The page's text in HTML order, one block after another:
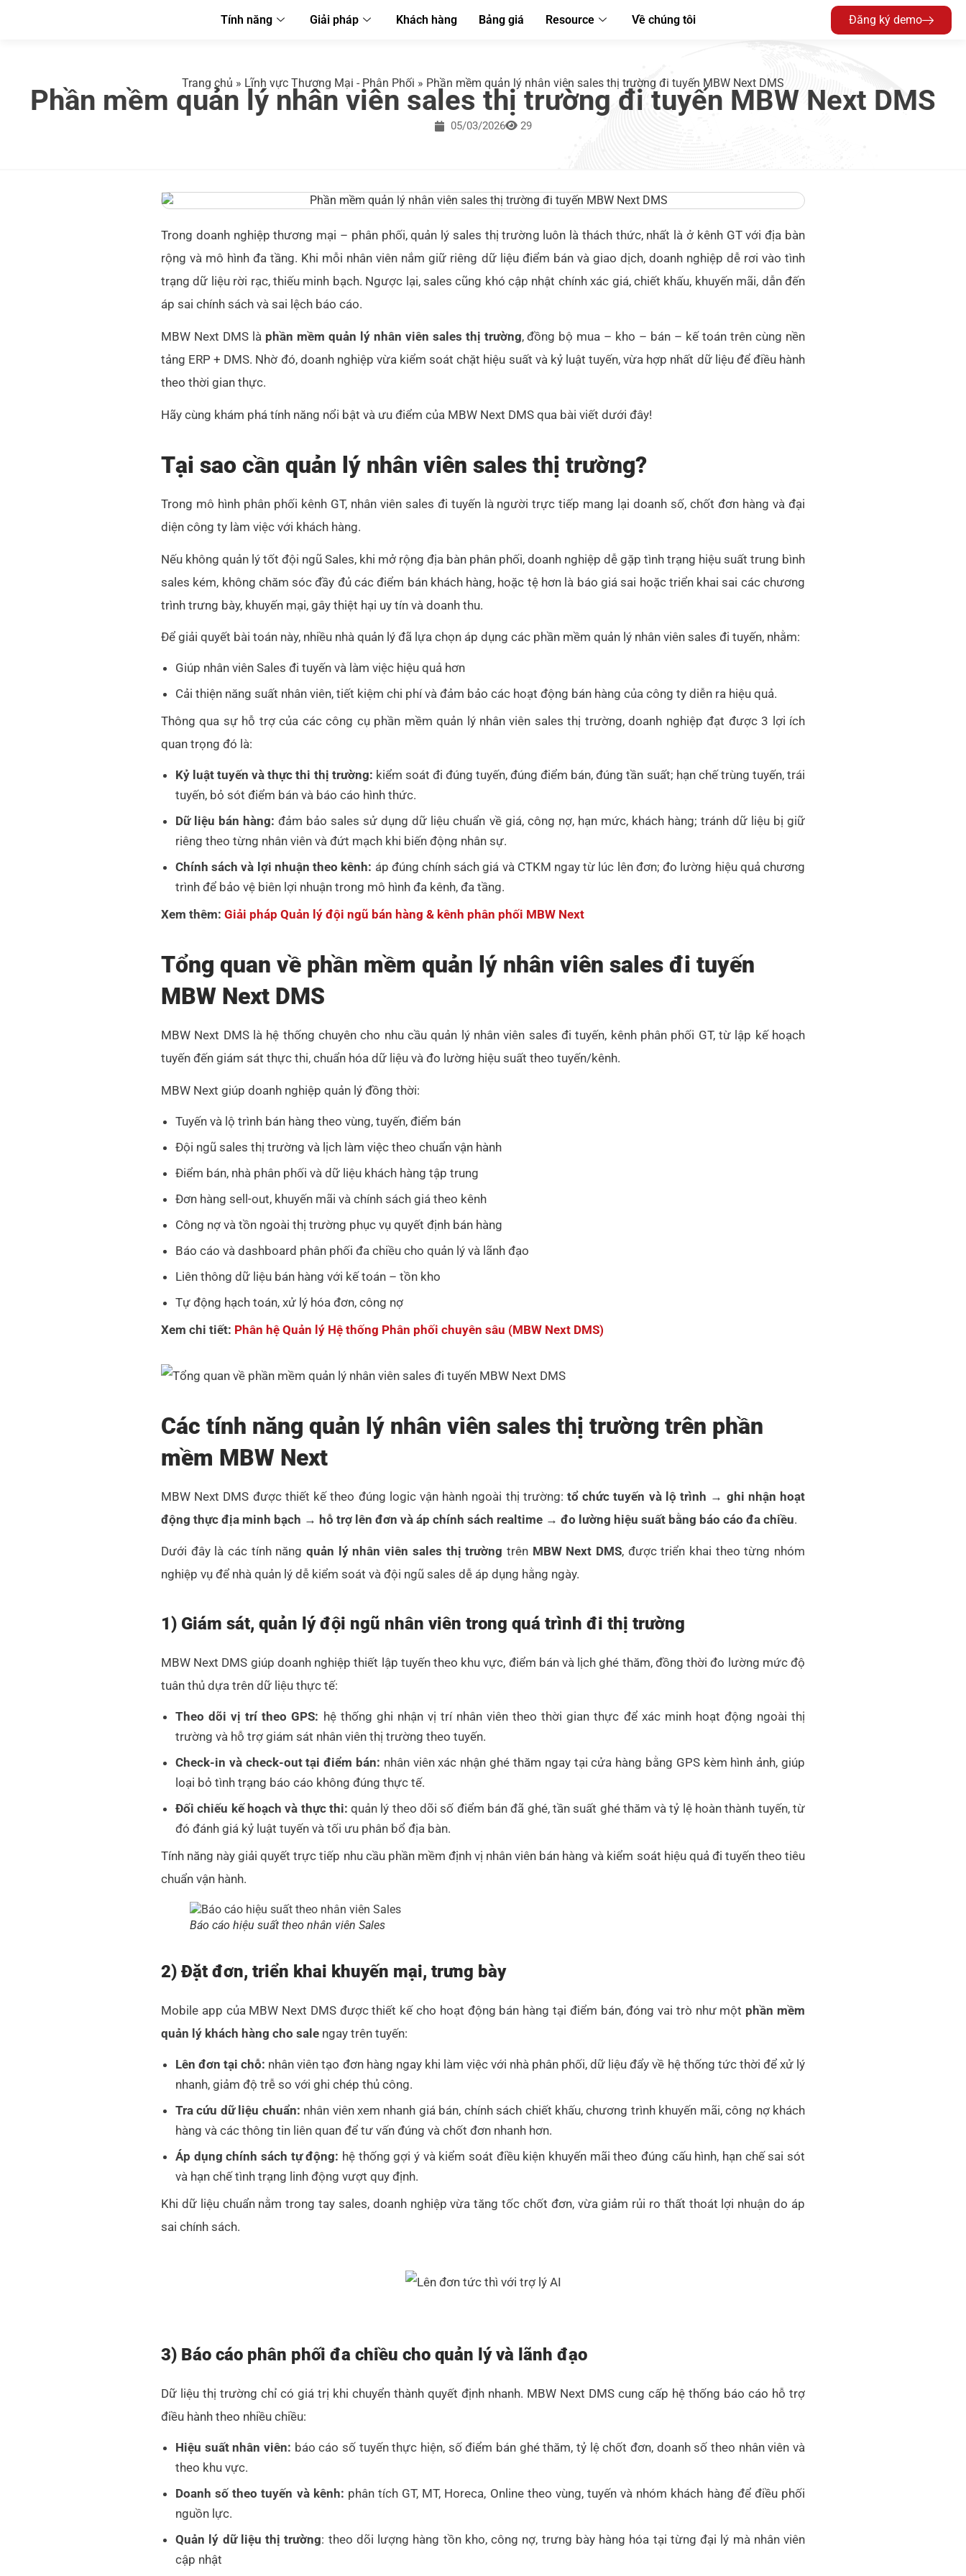
Tính năng Giải pháp Khách hàng Bảng giá Resource Về chúng tôi Đăng ký demo
Trang chủ » Lĩnh vực Thương Mại - Phân Phối » Phần mềm quản lý nhân viên sales thị trường đi tuyến MBW Next DMS
Phần mềm quản lý nhân viên sales thị trường đi tuyến MBW Next DMS
05/03/2026 29
Trong doanh nghiệp thương mại – phân phối, quản lý sales thị trường luôn là thách thức, nhất là ở kênh GT với địa bàn
rộng và mô hình đa tầng. Khi mỗi nhân viên nắm giữ riêng dữ liệu điểm bán và giao dịch, doanh nghiệp dễ rơi vào tình
trạng dữ liệu rời rạc, thiếu minh bạch. Ngược lại, sales cũng khó cập nhật chính xác giá, chiết khấu, khuyến mãi, dẫn đến
áp sai chính sách và sai lệch báo cáo.
MBW Next DMS là phần mềm quản lý nhân viên sales thị trường, đồng bộ mua – kho – bán – kế toán trên cùng nền
tảng ERP + DMS. Nhờ đó, doanh nghiệp vừa kiểm soát chặt hiệu suất và kỷ luật tuyến, vừa hợp nhất dữ liệu để điều hành
theo thời gian thực.
Hãy cùng khám phá tính năng nổi bật và ưu điểm của MBW Next DMS qua bài viết dưới đây!
Tại sao cần quản lý nhân viên sales thị trường?
Trong mô hình phân phối kênh GT, nhân viên sales đi tuyến là người trực tiếp mang lại doanh số, chốt đơn hàng và đại
diện công ty làm việc với khách hàng.
Nếu không quản lý tốt đội ngũ Sales, khi mở rộng địa bàn phân phối, doanh nghiệp dễ gặp tình trạng hiệu suất trung bình
sales kém, không chăm sóc đầy đủ các điểm bán khách hàng, hoặc tệ hơn là báo giá sai hoặc triển khai sai các chương
trình trưng bày, khuyến mại, gây thiệt hại uy tín và doanh thu.
Để giải quyết bài toán này, nhiều nhà quản lý đã lựa chọn áp dụng các phần mềm quản lý nhân viên sales đi tuyến, nhằm:
Giúp nhân viên Sales đi tuyến và làm việc hiệu quả hơn
Cải thiện năng suất nhân viên, tiết kiệm chi phí và đảm bảo các hoạt động bán hàng của công ty diễn ra hiệu quả.
Thông qua sự hỗ trợ của các công cụ phần mềm quản lý nhân viên sales thị trường, doanh nghiệp đạt được 3 lợi ích
quan trọng đó là:
Kỷ luật tuyến và thực thi thị trường: kiểm soát đi đúng tuyến, đúng điểm bán, đúng tần suất; hạn chế trùng tuyến, trái
tuyến, bỏ sót điểm bán và báo cáo hình thức.
Dữ liệu bán hàng: đảm bảo sales sử dụng dữ liệu chuẩn về giá, công nợ, hạn mức, khách hàng; tránh dữ liệu bị giữ
riêng theo từng nhân viên và đứt mạch khi biến động nhân sự.
Chính sách và lợi nhuận theo kênh: áp đúng chính sách giá và CTKM ngay từ lúc lên đơn; đo lường hiệu quả chương
trình để bảo vệ biên lợi nhuận trong mô hình đa kênh, đa tầng.
Xem thêm: Giải pháp Quản lý đội ngũ bán hàng & kênh phân phối MBW Next
Tổng quan về phần mềm quản lý nhân viên sales đi tuyến
MBW Next DMS
MBW Next DMS là hệ thống chuyên cho nhu cầu quản lý nhân viên sales đi tuyến, kênh phân phối GT, từ lập kế hoạch
tuyến đến giám sát thực thi, chuẩn hóa dữ liệu và đo lường hiệu suất theo tuyến/kênh.
MBW Next giúp doanh nghiệp quản lý đồng thời:
Tuyến và lộ trình bán hàng theo vùng, tuyến, điểm bán
Đội ngũ sales thị trường và lịch làm việc theo chuẩn vận hành
Điểm bán, nhà phân phối và dữ liệu khách hàng tập trung
Đơn hàng sell-out, khuyến mãi và chính sách giá theo kênh
Công nợ và tồn ngoài thị trường phục vụ quyết định bán hàng
Báo cáo và dashboard phân phối đa chiều cho quản lý và lãnh đạo
Liên thông dữ liệu bán hàng với kế toán – tồn kho
Tự động hạch toán, xử lý hóa đơn, công nợ
Xem chi tiết: Phân hệ Quản lý Hệ thống Phân phối chuyên sâu (MBW Next DMS)
Các tính năng quản lý nhân viên sales thị trường trên phần
mềm MBW Next
MBW Next DMS được thiết kế theo đúng logic vận hành ngoài thị trường:tổ chức tuyến và lộ trình → ghi nhận hoạt
động thực địa minh bạch → hỗ trợ lên đơn và áp chính sách realtime → đo lường hiệu suất bằng báo cáo đa chiều.
Dưới đây là các tính năng quản lý nhân viên sales thị trường trên MBW Next DMS, được triển khai theo từng nhóm
nghiệp vụ để nhà quản lý dễ kiểm soát và đội ngũ sales dễ áp dụng hằng ngày.
1) Giám sát, quản lý đội ngũ nhân viên trong quá trình đi thị trường
MBW Next DMS giúp doanh nghiệp thiết lập tuyến theo khu vực, điểm bán và lịch ghé thăm, đồng thời đo lường mức độ
tuân thủ dựa trên dữ liệu thực tế:
Theo dõi vị trí theo GPS: hệ thống ghi nhận vị trí nhân viên theo thời gian thực để xác minh hoạt động ngoài thị
trường và hỗ trợ giám sát nhân viên thị trường theo tuyến.
Check-in và check-out tại điểm bán: nhân viên xác nhận ghé thăm ngay tại cửa hàng bằng GPS kèm hình ảnh, giúp
loại bỏ tình trạng báo cáo không đúng thực tế.
Đối chiếu kế hoạch và thực thi: quản lý theo dõi số điểm bán đã ghé, tần suất ghé thăm và tỷ lệ hoàn thành tuyến, từ
đó đánh giá kỷ luật tuyến và tối ưu phân bổ địa bàn.
Tính năng này giải quyết trực tiếp nhu cầu phần mềm định vị nhân viên bán hàng và kiểm soát hiệu quả đi tuyến theo tiêu
chuẩn vận hành.
Báo cáo hiệu suất theo nhân viên Sales
2) Đặt đơn, triển khai khuyến mại, trưng bày
Mobile app của MBW Next DMS được thiết kế cho hoạt động bán hàng tại điểm bán, đóng vai trò như một phần mềm
quản lý khách hàng cho sale ngay trên tuyến:
Lên đơn tại chỗ: nhân viên tạo đơn hàng ngay khi làm việc với nhà phân phối, dữ liệu đẩy về hệ thống tức thời để xử lý
nhanh, giảm độ trễ so với ghi chép thủ công.
Tra cứu dữ liệu chuẩn: nhân viên xem nhanh giá bán, chính sách chiết khấu, chương trình khuyến mãi, công nợ khách
hàng và các thông tin liên quan để tư vấn đúng và chốt đơn nhanh hơn.
Áp dụng chính sách tự động: hệ thống gợi ý và kiểm soát điều kiện khuyến mãi theo đúng cấu hình, hạn chế sai sót
và hạn chế tình trạng linh động vượt quy định.
Khi dữ liệu chuẩn nằm trong tay sales, doanh nghiệp vừa tăng tốc chốt đơn, vừa giảm rủi ro thất thoát lợi nhuận do áp
sai chính sách.
3) Báo cáo phân phối đa chiều cho quản lý và lãnh đạo
Dữ liệu thị trường chỉ có giá trị khi chuyển thành quyết định nhanh. MBW Next DMS cung cấp hệ thống báo cáo hỗ trợ
điều hành theo nhiều chiều:
Hiệu suất nhân viên: báo cáo số tuyến thực hiện, số điểm bán ghé thăm, tỷ lệ chốt đơn, doanh số theo nhân viên và
theo khu vực.
Doanh số theo tuyến và kênh: phân tích GT, MT, Horeca, Online theo vùng, tuyến và nhóm khách hàng để điều phối
nguồn lực.
Quản lý dữ liệu thị trường: theo dõi lượng hàng tồn kho, công nợ, trưng bày hàng hóa tại từng đại lý mà nhân viên
cập nhật